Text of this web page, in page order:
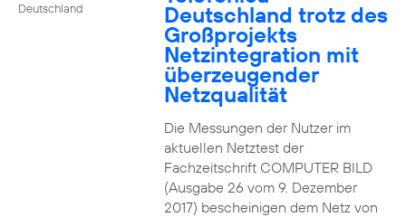
Deutschland
Deutschland trotz des
Großprojekts
Netzintegration mit
überzeugender
Netzqualität
Die Messungen der Nutzer im
aktuellen Netztest der
Fachzeitschrift COMPUTER BILD
(Ausgabe 26 vom 9. Dezember
2017) bescheinigen dem Netz von